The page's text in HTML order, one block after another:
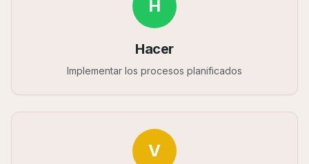
H
Hacer
Implementar los procesos planificados
V